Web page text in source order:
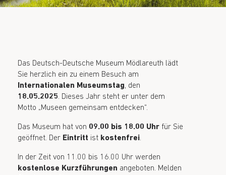
Das Deutsch-Deutsche Museum Mödlareuth lädt
Sie herzlich ein zu einem Besuch am
Internationalen Museumstag, den
18.05.2025. Dieses Jahr steht er unter dem
Motto „Museen gemeinsam entdecken“.
Das Museum hat von 09.00 bis 18.00 Uhr für Sie
geöffnet. Der Eintritt ist kostenfrei.
In der Zeit von 11.00 bis 16.00 Uhr werden
kostenlose Kurzführungen angeboten. Melden